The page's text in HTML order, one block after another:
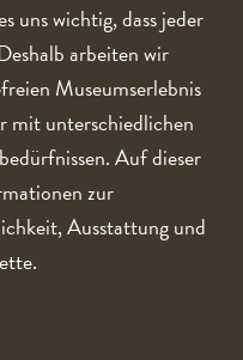
uns wichtig, dass jeder
arbeiten wir
Museumserlebnis
mit unterschiedlichen
Auf dieser
zur
Ausstattung und